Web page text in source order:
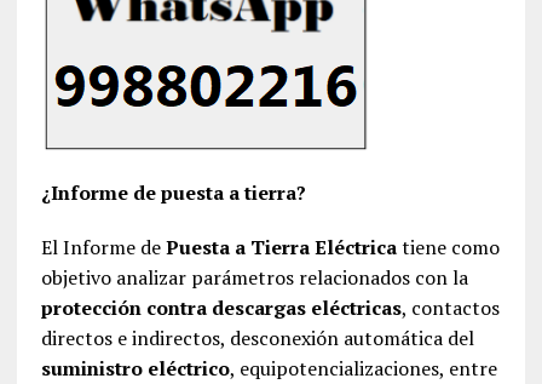
¿Informe de puesta a tierra?
El Informe dePuesta a Tierra Eléctricatiene como
objetivo analizar parámetros relacionados con la
protección contra descargas eléctricas, contactos
directos e indirectos, desconexión automática del
suministro eléctrico, equipotencializaciones, entre